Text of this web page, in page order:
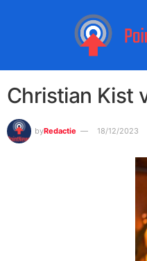
Christian Kist
byRedactie 18/12/2023